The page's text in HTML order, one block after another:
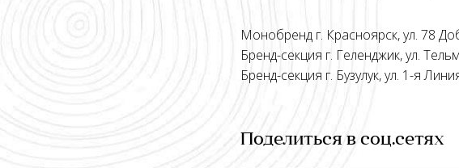
Монобренд г. Красноярск, ул. 78
Бренд-секция г. Геленджик, ул.
Бренд-секция г. Бузулук, ул. 1-я
Поделиться в соц.сетях